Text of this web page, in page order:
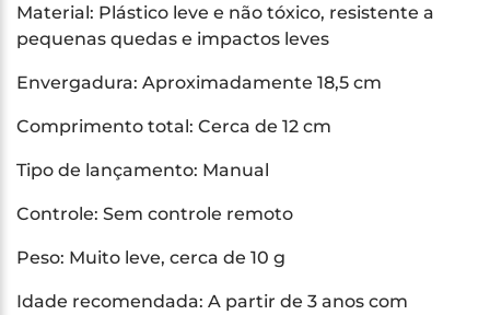
Material: Plástico leve e não tóxico, resistente a
pequenas quedas e impactos leves
Envergadura: Aproximadamente 18,5 cm
Comprimento total: Cerca de 12 cm
Tipo de lançamento: Manual
Controle: Sem controle remoto
Peso: Muito leve, cerca de 10 g
Idade recomendada: A partir de 3 anos com